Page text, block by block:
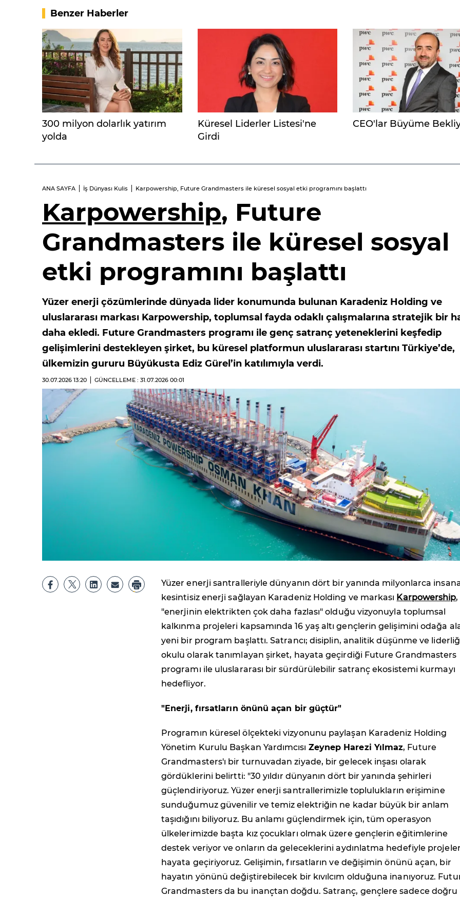
Benzer Haberler
300 milyon dolarlık yatırım
yolda
Küresel Liderler Listesi'ne
Girdi
CEO'lar Büyüme
ANA SAYFA İş Dünyası Kulis Karpowership, Future Grandmasters ile küresel sosyal etki programını başlattı
Karpowership, Future
Grandmasters ile küresel sosyal
etki programını başlattı
Yüzer enerji çözümlerinde dünyada lider konumunda bulunan Karadeniz Holding ve
uluslararası markası Karpowership, toplumsal fayda odaklı çalışmalarına stratejik bir
daha ekledi. Future Grandmasters programı ile genç satranç yeteneklerini keşfedip
gelişimlerini destekleyen şirket, bu küresel platformun uluslararası startını Türkiye’de,
ülkemizin gururu Büyükusta Ediz Gürel’in katılımıyla verdi.
30.07.2026 13:20 GÜNCELLEME : 31.07.2026 00:01
Yüzer enerji santralleriyle dünyanın dört bir yanında milyonlarca
kesintisiz enerji sağlayan Karadeniz Holding ve markası Karpowership,
"enerjinin elektrikten çok daha fazlası" olduğu vizyonuyla toplumsal
kalkınma projeleri kapsamında 16 yaş altı gençlerin gelişimini odağa
yeni bir program başlattı. Satrancı; disiplin, analitik düşünme ve
okulu olarak tanımlayan şirket, hayata geçirdiği Future Grandmasters
programı ile uluslararası bir sürdürülebilir satranç ekosistemi kurmayı
hedefliyor.
"Enerji, fırsatların önünü açan bir güçtür"
Programın küresel ölçekteki vizyonunu paylaşan Karadeniz Holding
Yönetim Kurulu Başkan Yardımcısı Zeynep Harezi Yılmaz, Future
Grandmasters'ı bir turnuvadan ziyade, bir gelecek inşası olarak
gördüklerini belirtti: "30 yıldır dünyanın dört bir yanında şehirleri
güçlendiriyoruz. Yüzer enerji santrallerimizle toplulukların erişimine
sunduğumuz güvenilir ve temiz elektriğin ne kadar büyük bir anlam
taşıdığını biliyoruz. Bu anlamı güçlendirmek için, tüm operasyon
ülkelerimizde başta kız çocukları olmak üzere gençlerin eğitimlerine
destek veriyor ve onların da geleceklerini aydınlatma hedefiyle
hayata geçiriyoruz. Gelişimin, fırsatların ve değişimin önünü açan, bir
hayatın yönünü değiştirebilecek bir kıvılcım olduğuna inanıyoruz.
Grandmasters da bu inançtan doğdu. Satranç, gençlere sadece doğru